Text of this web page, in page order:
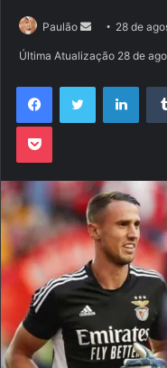
Paulão
Mande
mail
28 de
Última Atualização 28 de
FacebookTwitter
Pocket